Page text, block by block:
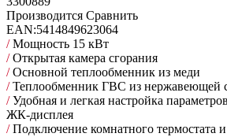
Производится Сравнить
EAN:5414849623064
/Мощность 15 кВт
/Открытая камера сгорания
/Основной теплообменник из меди
/Теплообменник ГВС из нержавеющей
/Удобная и легкая настройка
ЖК-дисплея
/Подключение комнатного термостата и